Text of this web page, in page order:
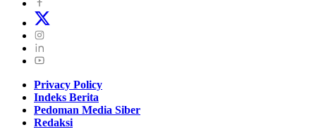
Privacy Policy
Indeks Berita
Pedoman Media Siber
Redaksi